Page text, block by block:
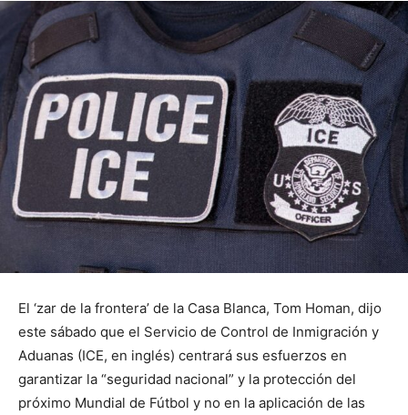
El ‘zar de la frontera’ de la Casa Blanca, Tom Homan, dijo
este sábado que el Servicio de Control de Inmigración y
Aduanas (ICE, en inglés) centrará sus esfuerzos en
garantizar la “seguridad nacional” y la protección del
próximo Mundial de Fútbol y no en la aplicación de las